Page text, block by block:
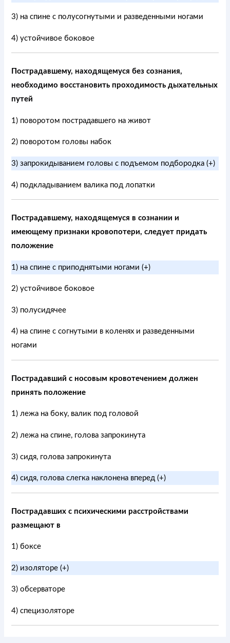
3) на спине с полусогнутыми и разведенными ногами
4) устойчивое боковое
Пострадавшему, находящемуся без сознания,
необходимо восстановить проходимость дыхательных
путей
1) поворотом пострадавшего на живот
2) поворотом головы набок
3) запрокидыванием головы с подъемом подбородка (+)
4) подкладыванием валика под лопатки
Пострадавшему, находящемуся в сознании и
имеющему признаки кровопотери, следует придать
положение
1) на спине с приподнятыми ногами (+)
2) устойчивое боковое
3) полусидячее
4) на спине с согнутыми в коленях и разведенными
ногами
Пострадавший с носовым кровотечением должен
принять положение
1) лежа на боку, валик под головой
2) лежа на спине, голова запрокинута
3) сидя, голова запрокинута
4) сидя, голова слегка наклонена вперед (+)
Пострадавших с психическими расстройствами
размещают в
1) боксе
2) изоляторе (+)
3) обсерваторе
4) специзоляторе